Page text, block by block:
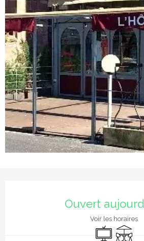
Ouvert
Voir les horaires
Télévision
Terrasse